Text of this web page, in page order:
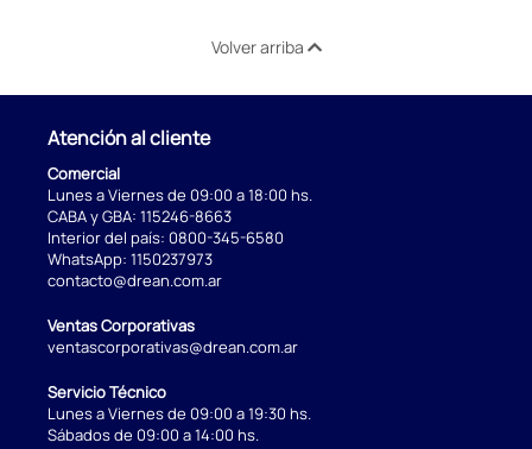
Volver arriba
Atención al cliente
Comercial
Lunes a Viernes de 09:00 a 18:00 hs.
CABA y GBA: 115246-8663
Interior del país: 0800-345-6580
WhatsApp: 1150237973
contacto@drean.com.ar
Ventas Corporativas
ventascorporativas@drean.com.ar
Servicio Técnico
Lunes a Viernes de 09:00 a 19:30 hs.
Sábados de 09:00 a 14:00 hs.